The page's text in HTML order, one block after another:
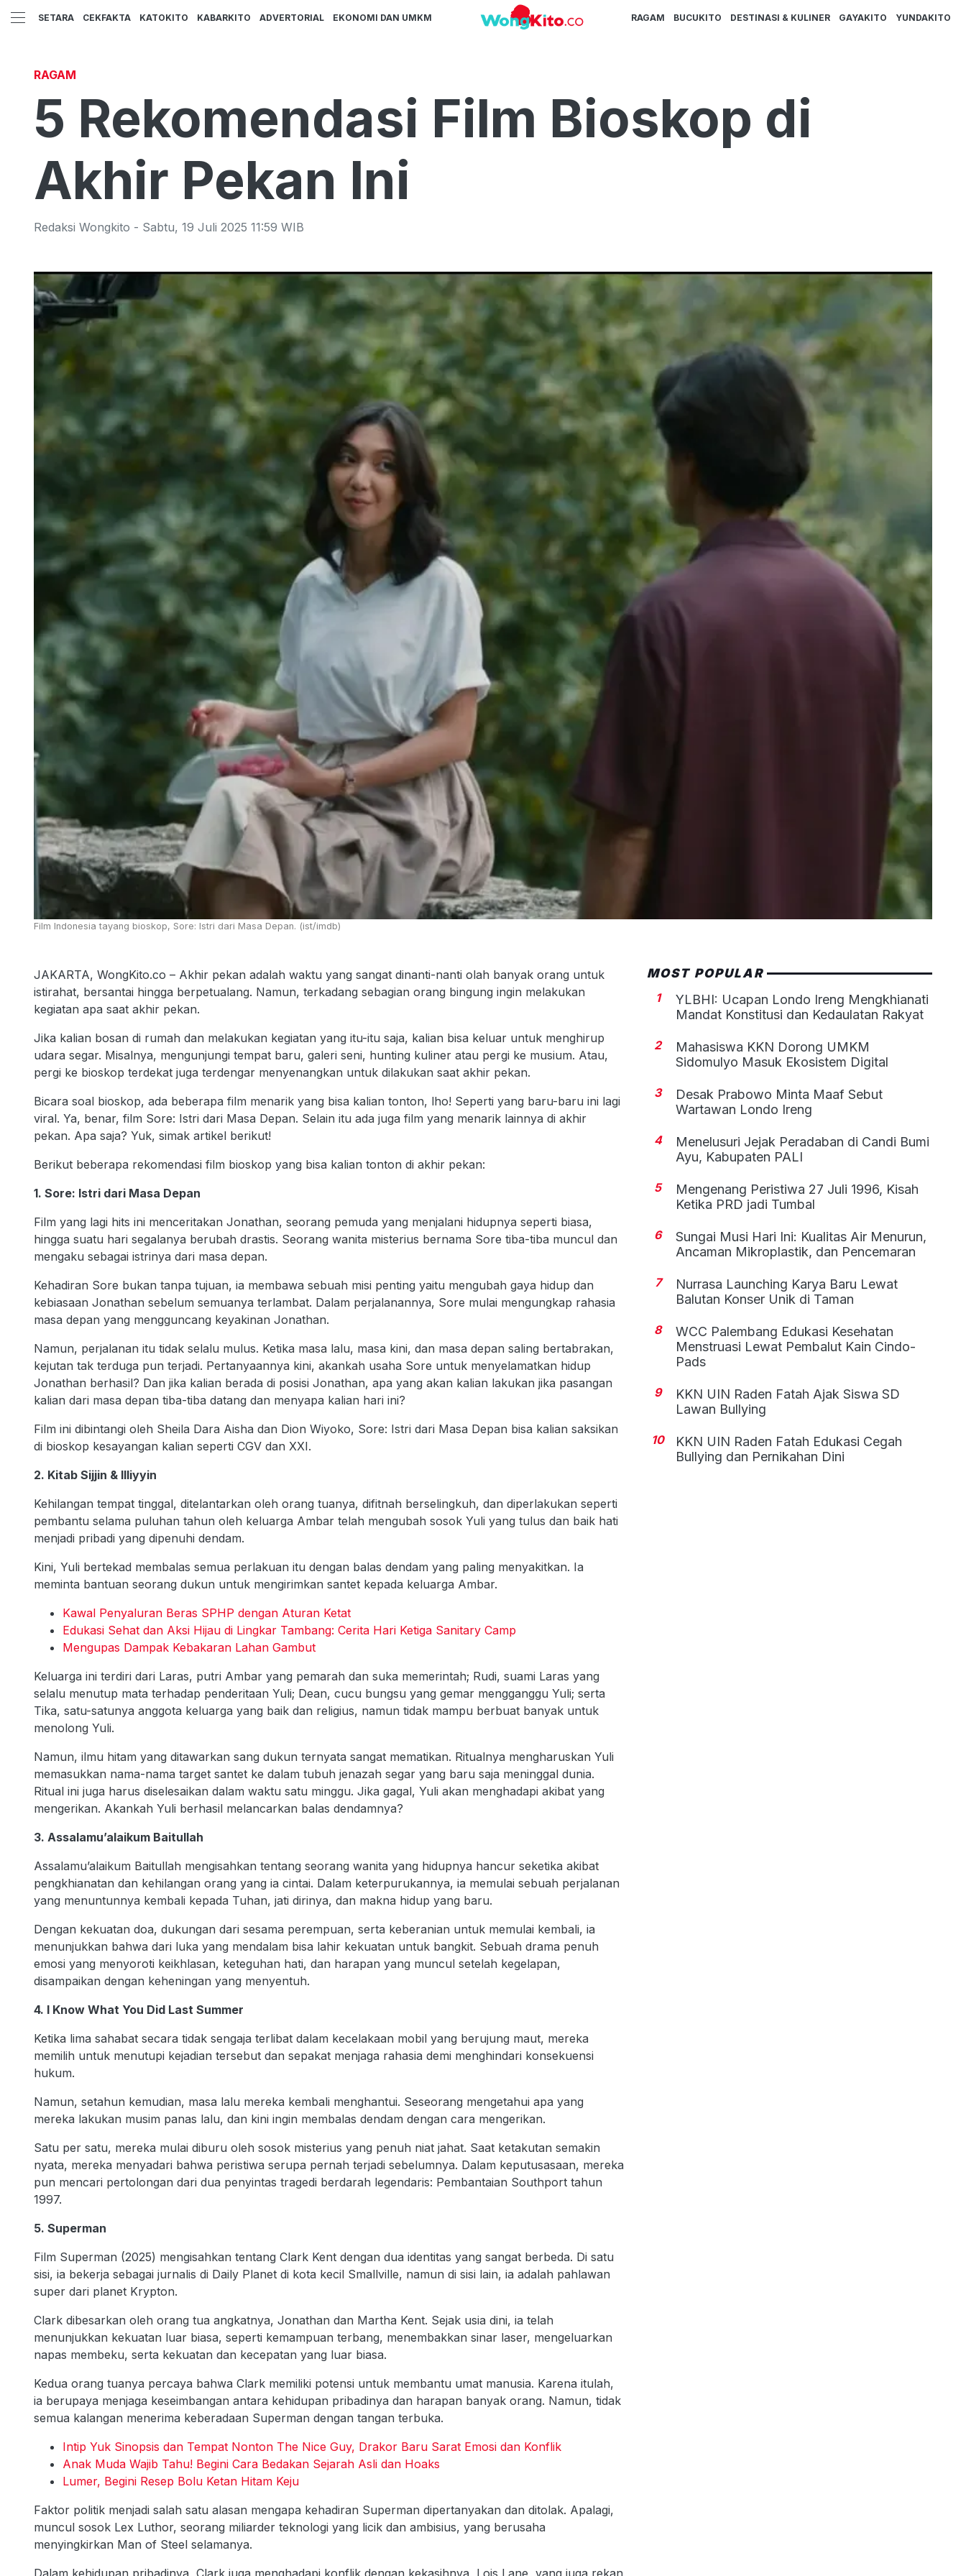
SETARA CEKFAKTA KATOKITO KABARKITO ADVERTORIAL EKONOMI DAN UMKM RAGAM BUCUKITO DESTINASI & KULINER GAYAKITO YUNDAKITO
RAGAM
5 Rekomendasi Film Bioskop di
Akhir Pekan Ini
Redaksi Wongkito - Sabtu, 19 Juli 2025 11:59 WIB
Film Indonesia tayang bioskop, Sore: Istri dari Masa Depan. (ist/imdb)
JAKARTA, WongKito.co – Akhir pekan adalah waktu yang sangat dinanti-nanti olah banyak orang untuk
istirahat, bersantai hingga berpetualang. Namun, terkadang sebagian orang bingung ingin melakukan
kegiatan apa saat akhir pekan.
Jika kalian bosan di rumah dan melakukan kegiatan yang itu-itu saja, kalian bisa keluar untuk menghirup
udara segar. Misalnya, mengunjungi tempat baru, galeri seni, hunting kuliner atau pergi ke musium. Atau,
pergi ke bioskop terdekat juga terdengar menyenangkan untuk dilakukan saat akhir pekan.
Bicara soal bioskop, ada beberapa film menarik yang bisa kalian tonton, lho! Seperti yang baru-baru ini lagi
viral. Ya, benar, film Sore: Istri dari Masa Depan. Selain itu ada juga film yang menarik lainnya di akhir
pekan. Apa saja? Yuk, simak artikel berikut!
Berikut beberapa rekomendasi film bioskop yang bisa kalian tonton di akhir pekan:
1. Sore: Istri dari Masa Depan
Film yang lagi hits ini menceritakan Jonathan, seorang pemuda yang menjalani hidupnya seperti biasa,
hingga suatu hari segalanya berubah drastis. Seorang wanita misterius bernama Sore tiba-tiba muncul dan
mengaku sebagai istrinya dari masa depan.
Kehadiran Sore bukan tanpa tujuan, ia membawa sebuah misi penting yaitu mengubah gaya hidup dan
kebiasaan Jonathan sebelum semuanya terlambat. Dalam perjalanannya, Sore mulai mengungkap rahasia
masa depan yang mengguncang keyakinan Jonathan.
Namun, perjalanan itu tidak selalu mulus. Ketika masa lalu, masa kini, dan masa depan saling bertabrakan,
kejutan tak terduga pun terjadi. Pertanyaannya kini, akankah usaha Sore untuk menyelamatkan hidup
Jonathan berhasil? Dan jika kalian berada di posisi Jonathan, apa yang akan kalian lakukan jika pasangan
kalian dari masa depan tiba-tiba datang dan menyapa kalian hari ini?
Film ini dibintangi oleh Sheila Dara Aisha dan Dion Wiyoko, Sore: Istri dari Masa Depan bisa kalian saksikan
di bioskop kesayangan kalian seperti CGV dan XXI.
2. Kitab Sijjin & Illiyyin
Kehilangan tempat tinggal, ditelantarkan oleh orang tuanya, difitnah berselingkuh, dan diperlakukan seperti
pembantu selama puluhan tahun oleh keluarga Ambar telah mengubah sosok Yuli yang tulus dan baik hati
menjadi pribadi yang dipenuhi dendam.
Kini, Yuli bertekad membalas semua perlakuan itu dengan balas dendam yang paling menyakitkan. Ia
meminta bantuan seorang dukun untuk mengirimkan santet kepada keluarga Ambar.
Kawal Penyaluran Beras SPHP dengan Aturan Ketat
Edukasi Sehat dan Aksi Hijau di Lingkar Tambang: Cerita Hari Ketiga Sanitary Camp
Mengupas Dampak Kebakaran Lahan Gambut
Keluarga ini terdiri dari Laras, putri Ambar yang pemarah dan suka memerintah; Rudi, suami Laras yang
selalu menutup mata terhadap penderitaan Yuli; Dean, cucu bungsu yang gemar mengganggu Yuli; serta
Tika, satu-satunya anggota keluarga yang baik dan religius, namun tidak mampu berbuat banyak untuk
menolong Yuli.
Namun, ilmu hitam yang ditawarkan sang dukun ternyata sangat mematikan. Ritualnya mengharuskan Yuli
memasukkan nama-nama target santet ke dalam tubuh jenazah segar yang baru saja meninggal dunia.
Ritual ini juga harus diselesaikan dalam waktu satu minggu. Jika gagal, Yuli akan menghadapi akibat yang
mengerikan. Akankah Yuli berhasil melancarkan balas dendamnya?
3. Assalamu’alaikum Baitullah
Assalamu’alaikum Baitullah mengisahkan tentang seorang wanita yang hidupnya hancur seketika akibat
pengkhianatan dan kehilangan orang yang ia cintai. Dalam keterpurukannya, ia memulai sebuah perjalanan
yang menuntunnya kembali kepada Tuhan, jati dirinya, dan makna hidup yang baru.
Dengan kekuatan doa, dukungan dari sesama perempuan, serta keberanian untuk memulai kembali, ia
menunjukkan bahwa dari luka yang mendalam bisa lahir kekuatan untuk bangkit. Sebuah drama penuh
emosi yang menyoroti keikhlasan, keteguhan hati, dan harapan yang muncul setelah kegelapan,
disampaikan dengan keheningan yang menyentuh.
4. I Know What You Did Last Summer
Ketika lima sahabat secara tidak sengaja terlibat dalam kecelakaan mobil yang berujung maut, mereka
memilih untuk menutupi kejadian tersebut dan sepakat menjaga rahasia demi menghindari konsekuensi
hukum.
Namun, setahun kemudian, masa lalu mereka kembali menghantui. Seseorang mengetahui apa yang
mereka lakukan musim panas lalu, dan kini ingin membalas dendam dengan cara mengerikan.
Satu per satu, mereka mulai diburu oleh sosok misterius yang penuh niat jahat. Saat ketakutan semakin
nyata, mereka menyadari bahwa peristiwa serupa pernah terjadi sebelumnya. Dalam keputusasaan, mereka
pun mencari pertolongan dari dua penyintas tragedi berdarah legendaris: Pembantaian Southport tahun
1997.
5. Superman
Film Superman (2025) mengisahkan tentang Clark Kent dengan dua identitas yang sangat berbeda. Di satu
sisi, ia bekerja sebagai jurnalis di Daily Planet di kota kecil Smallville, namun di sisi lain, ia adalah pahlawan
super dari planet Krypton.
Clark dibesarkan oleh orang tua angkatnya, Jonathan dan Martha Kent. Sejak usia dini, ia telah
menunjukkan kekuatan luar biasa, seperti kemampuan terbang, menembakkan sinar laser, mengeluarkan
napas membeku, serta kekuatan dan kecepatan yang luar biasa.
Kedua orang tuanya percaya bahwa Clark memiliki potensi untuk membantu umat manusia. Karena itulah,
ia berupaya menjaga keseimbangan antara kehidupan pribadinya dan harapan banyak orang. Namun, tidak
semua kalangan menerima keberadaan Superman dengan tangan terbuka.
Intip Yuk Sinopsis dan Tempat Nonton The Nice Guy, Drakor Baru Sarat Emosi dan Konflik
Anak Muda Wajib Tahu! Begini Cara Bedakan Sejarah Asli dan Hoaks
Lumer, Begini Resep Bolu Ketan Hitam Keju
Faktor politik menjadi salah satu alasan mengapa kehadiran Superman dipertanyakan dan ditolak. Apalagi,
muncul sosok Lex Luthor, seorang miliarder teknologi yang licik dan ambisius, yang berusaha
menyingkirkan Man of Steel selamanya.
MOST POPULAR
1
YLBHI: Ucapan Londo Ireng Mengkhianati
Mandat Konstitusi dan Kedaulatan Rakyat
2
Mahasiswa KKN Dorong UMKM
Sidomulyo Masuk Ekosistem Digital
3
Desak Prabowo Minta Maaf Sebut
Wartawan Londo Ireng
4
Menelusuri Jejak Peradaban di Candi Bumi
Ayu, Kabupaten PALI
5
Mengenang Peristiwa 27 Juli 1996, Kisah
Ketika PRD jadi Tumbal
6
Sungai Musi Hari Ini: Kualitas Air Menurun,
Ancaman Mikroplastik, dan Pencemaran
7
Nurrasa Launching Karya Baru Lewat
Balutan Konser Unik di Taman
8
WCC Palembang Edukasi Kesehatan
Menstruasi Lewat Pembalut Kain Cindo-
Pads
9
KKN UIN Raden Fatah Ajak Siswa SD
Lawan Bullying
10
KKN UIN Raden Fatah Edukasi Cegah
Bullying dan Pernikahan Dini